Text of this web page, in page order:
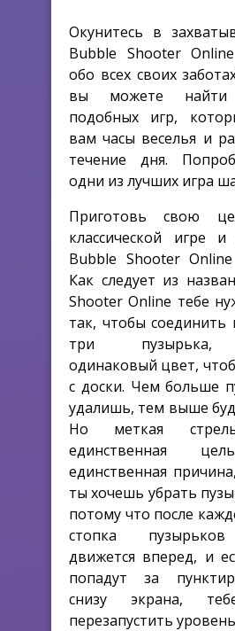
Окунитесь в
Bubble Shooter
обо всех своих
вы можете найти
подобных игр,
вам часы веселья и
течение дня.
одни из лучших игра
Приготовь свою
классической игре и
Bubble Shooter
Как следует из
Shooter Online тебе
так, чтобы
три пузырька,
одинаковый цвет,
с доски. Чем больше
удалишь, тем выше
Но меткая
единственная
единственная
ты хочешь убрать
потому что после
стопка
движется вперед, и
попадут за
снизу экрана,
перезапустить